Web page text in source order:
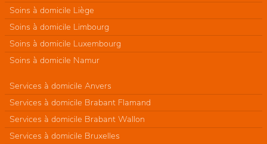
Soins à domicile Liège
Soins à domicile Limbourg
Soins à domicile Luxembourg
Soins à domicile Namur
Services à domicile Anvers
Services à domicile Brabant Flamand
Services à domicile Brabant Wallon
Services à domicile Bruxelles